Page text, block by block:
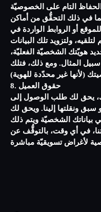
التام على الخصوصيّة
في ذلك التحقُّق من أماكن
أو الروابط الواردة في
ولتزويد تلك البيانات
هويّتك الشخصيّة الفعليّة،
المثال. ومع ذلك، فتلك
(لأنها غير محدّدة للهوية)
8. حقوق العميل
يحق لك طلب الوصول إلى
سبق ونقلتها إلينا. ويحق لك
الشخصيّة ويتم ذلك
في أي وقت، بالتوقُّف عن
لأغراض تسويقيّة مباشرة